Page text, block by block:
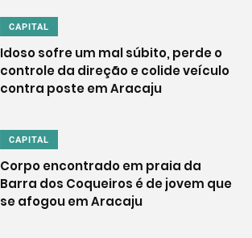
CAPITAL
Idoso sofre um mal súbito, perde o
controle da direção e colide veículo
contra poste em Aracaju
CAPITAL
Corpo encontrado em praia da
Barra dos Coqueiros é de jovem que
se afogou em Aracaju